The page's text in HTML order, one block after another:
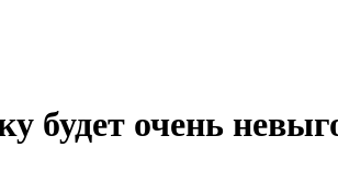
будет очень